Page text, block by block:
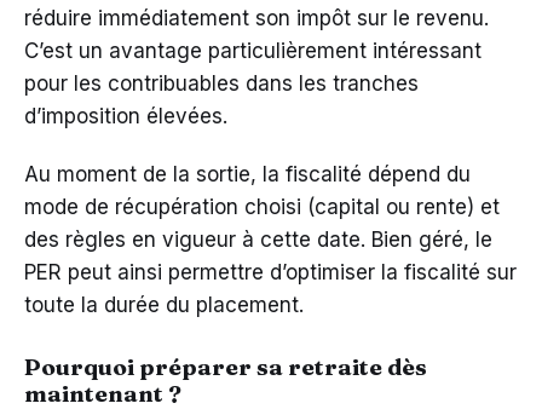
réduire immédiatement son impôt sur le revenu.
C’est un avantage particulièrement intéressant
pour les contribuables dans les tranches
d’imposition élevées.
Au moment de la sortie, la fiscalité dépend du
mode de récupération choisi (capital ou rente) et
des règles en vigueur à cette date. Bien géré, le
PER peut ainsi permettre d’optimiser la fiscalité sur
toute la durée du placement.
Pourquoi préparer sa retraite dès
maintenant ?